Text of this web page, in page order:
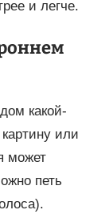
и легче.
какой-
или
может
петь